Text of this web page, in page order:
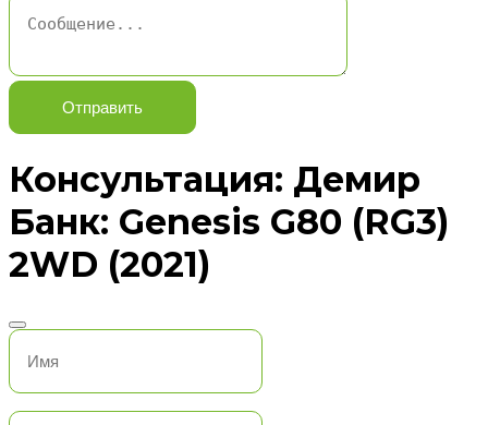
Отправить
Консультация: Демир
Банк: Genesis G80 (RG3)
2WD (2021)